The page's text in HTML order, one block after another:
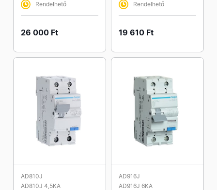
Rendelhető
26 000 Ft
Rendelhető
19 610 Ft
AD810J
AD810J 4,5KA
AD916J
AD916J 6KA